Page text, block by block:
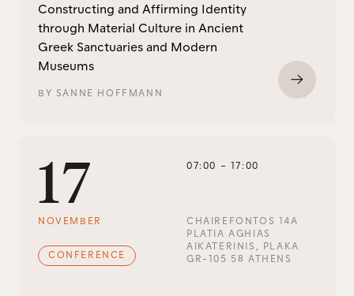
Constructing and Affirming Identity
through Material Culture in Ancient
Greek Sanctuaries and Modern
Museums
BY SANNE HOFFMANN
17
NOVEMBER
CONFERENCE
07:00 – 17:00
CHAIREFONTOS 14A
PLATIA AGHIAS
AIKATERINIS, PLAKA
GR-105 58 ATHENS